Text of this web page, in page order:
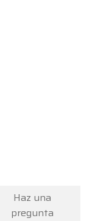
Haz una
pregunta